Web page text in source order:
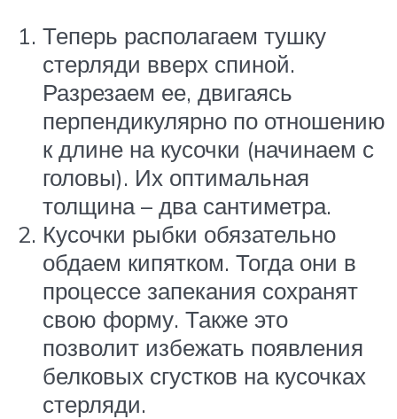
Теперь располагаем тушку
стерляди вверх спиной.
Разрезаем ее, двигаясь
перпендикулярно по отношению
к длине на кусочки (начинаем с
головы). Их оптимальная
толщина – два сантиметра.
Кусочки рыбки обязательно
обдаем кипятком. Тогда они в
процессе запекания сохранят
свою форму. Также это
позволит избежать появления
белковых сгустков на кусочках
стерляди.